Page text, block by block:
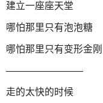
建立一座座天堂
哪怕那里只有泡泡糖
哪怕那里只有变形金刚
————————
走的太快的时候